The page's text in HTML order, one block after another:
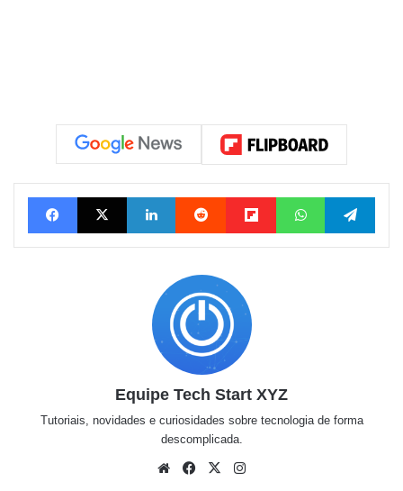
Facebook X Linkedin Reddit Flipboard WhatsApp
Equipe Tech Start XYZ
Tutoriais, novidades e curiosidades sobre tecnologia de forma
descomplicada.
We
Fa
X